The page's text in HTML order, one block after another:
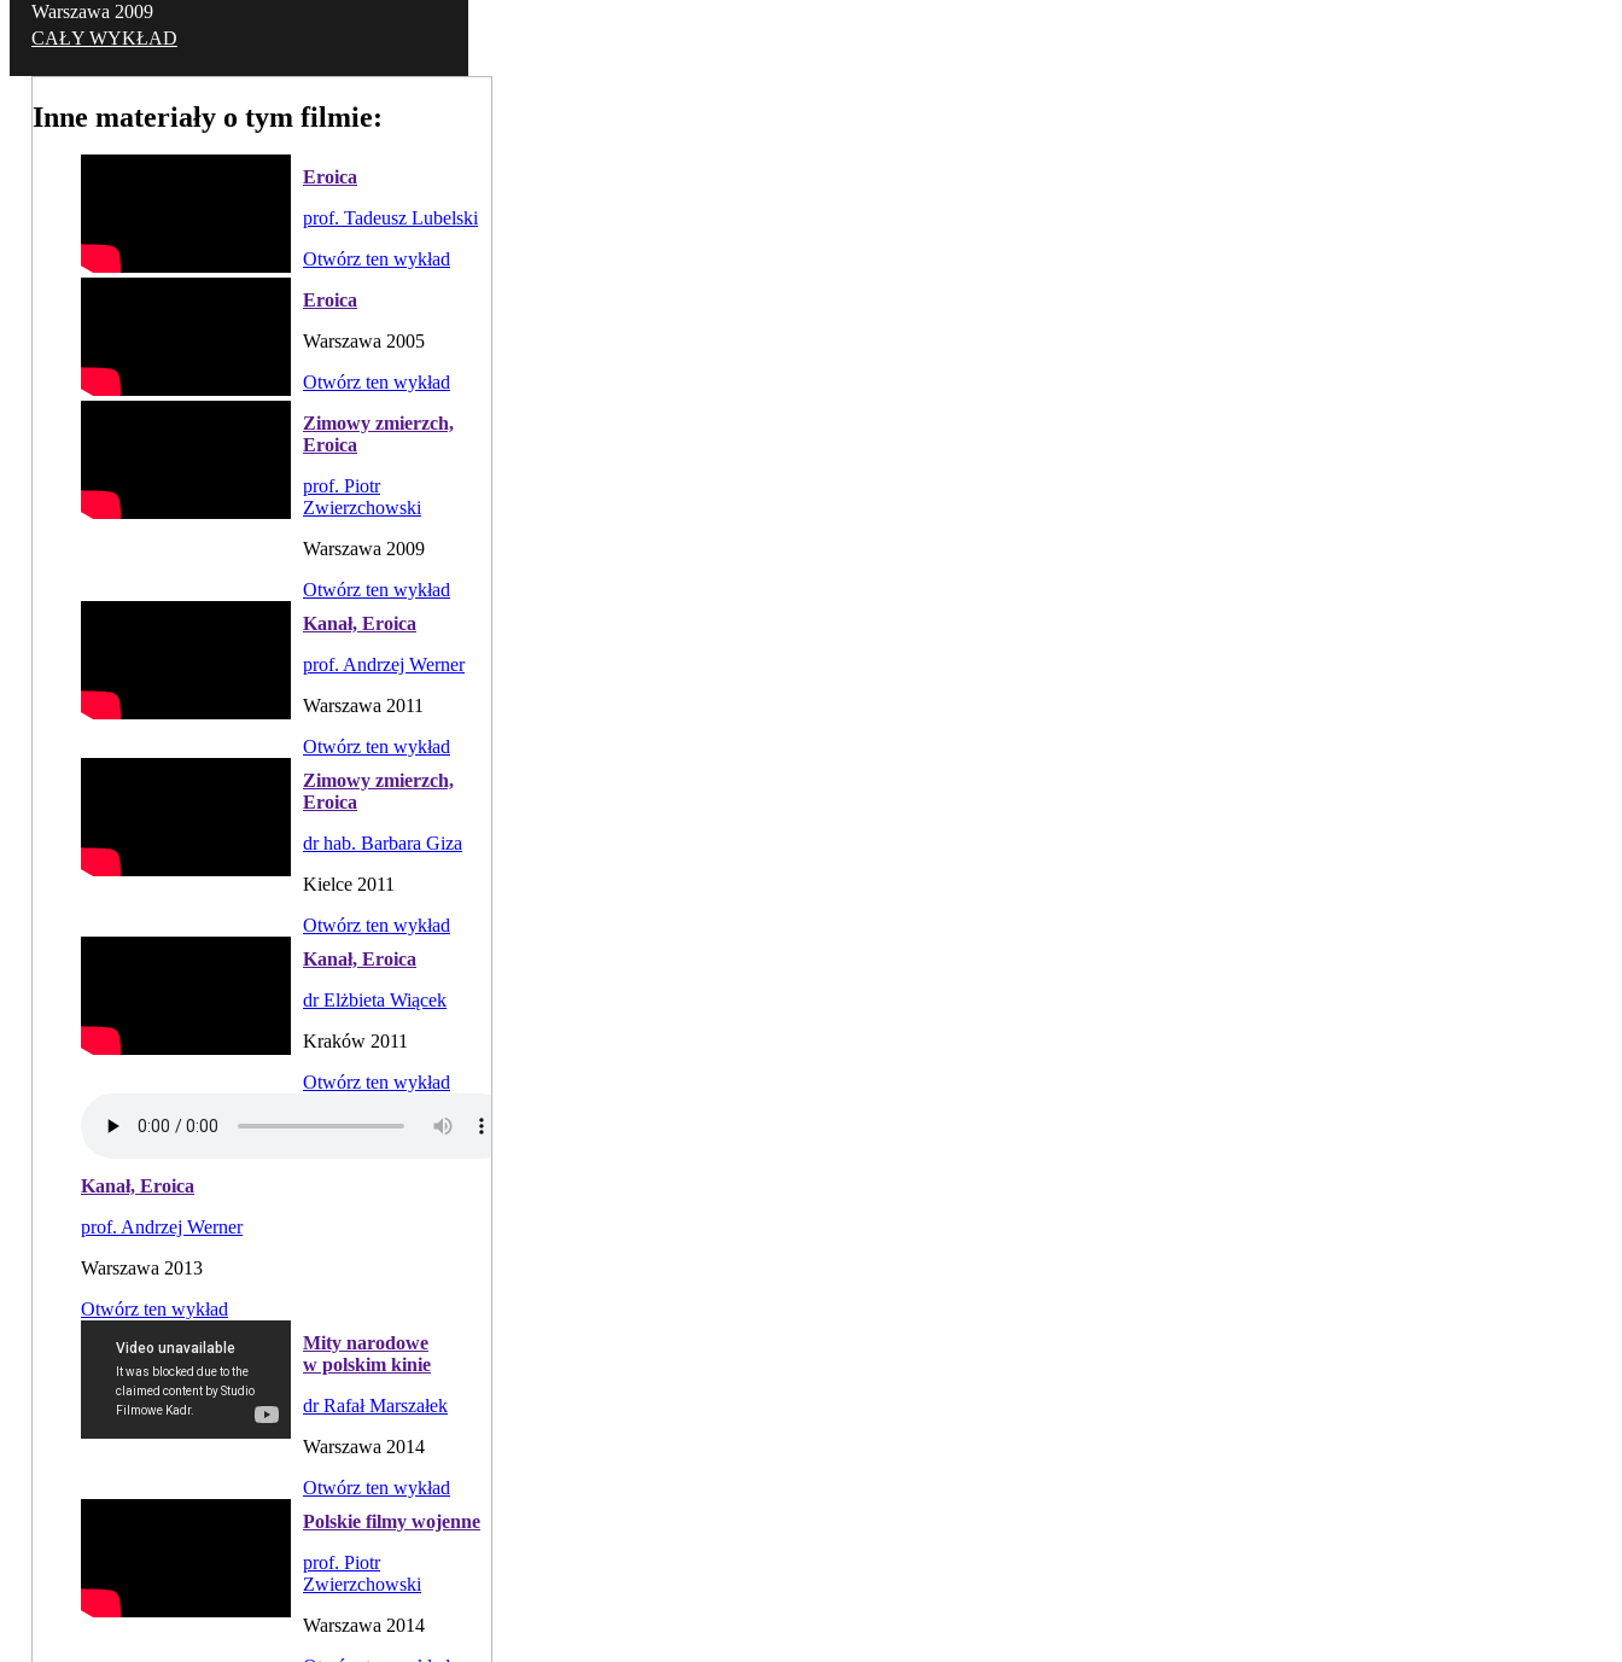
Warszawa 2009
CAŁY WYKŁAD
Inne materiały o tym filmie:
Eroica
prof. Tadeusz Lubelski
Otwórz ten wykład
Eroica
Warszawa 2005
Otwórz ten wykład
Zimowy zmierzch,
Eroica
prof. Piotr
Zwierzchowski
Warszawa 2009
Otwórz ten wykład
Kanał, Eroica
prof. Andrzej Werner
Warszawa 2011
Otwórz ten wykład
Zimowy zmierzch,
Eroica
dr hab. Barbara Giza
Kielce 2011
Otwórz ten wykład
Kanał, Eroica
dr Elżbieta Wiącek
Kraków 2011
Otwórz ten wykład
Kanał, Eroica
prof. Andrzej Werner
Warszawa 2013
Otwórz ten wykład
Mity narodowe
w polskim kinie
dr Rafał Marszałek
Warszawa 2014
Otwórz ten wykład
Polskie filmy wojenne
prof. Piotr
Zwierzchowski
Warszawa 2014